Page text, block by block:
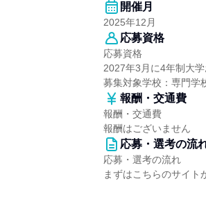
開催月
2025年12月
応募資格
応募資格
2027年3月に4年制大
募集対象学校：専門学
報酬・交通費
報酬・交通費
報酬はございません
応募・選考の流
応募・選考の流れ
まずはこちらのサイト